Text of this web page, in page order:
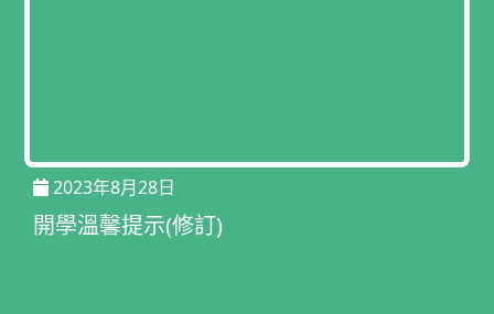
2023年8月28日
開學溫馨提示(修訂)